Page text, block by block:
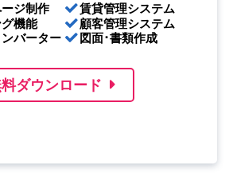
ジ制作
機能
バーター
賃貸管理システム
顧客管理システム
図面･書類作成
ダウンロード